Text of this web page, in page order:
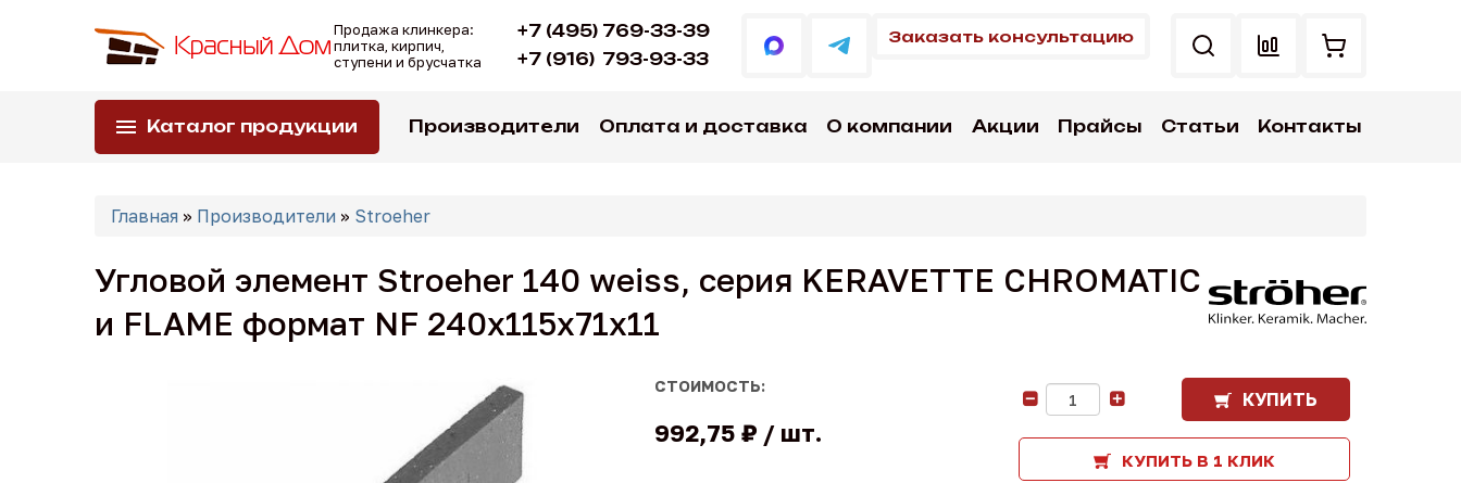
Продажа клинкера:
плитка, кирпич,
ступени и брусчатка
+7 (495) 769-33-39
+7 (916) 793-93-33
Заказать консультацию
Каталог продукции Производители Оплата и доставка О компании Акции Прайсы Статьи Контакты
Вы
Главная » Производители » Stroeher
Угловой элемент Stroeher 140 weiss, серия KERAVETTE CHROMATIC
и FLAME формат NF 240х115х71х11
СТОИМОСТЬ:
992,75 ₽ шт.
КУПИТЬ
КУПИТЬ В 1 КЛИК